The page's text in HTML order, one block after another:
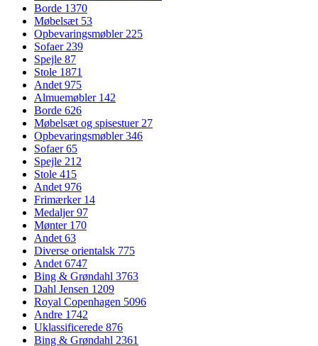
Borde 1370
Møbelsæt 53
Opbevaringsmøbler 225
Sofaer 239
Spejle 87
Stole 1871
Andet 975
Almuemøbler 142
Borde 626
Møbelsæt og spisestuer 27
Opbevaringsmøbler346
Sofaer65
Spejle 212
Stole 415
Andet 976
Frimærker 14
Medaljer97
Mønter 170
Andet 63
Diverse orientalsk 775
Andet 6747
Bing & Grøndahl 3763
Dahl Jensen 1209
Royal Copenhagen 5096
Andre 1742
Uklassificerede 876
Bing & Grøndahl 2361